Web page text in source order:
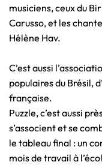
musiciens, ceux du
Carusso, et les
Hélène Hav.
C’est aussi
populaires du Brésil,
française.
Puzzle, c’est aussi
s’associent et se
le tableau final : un
mois de travail à